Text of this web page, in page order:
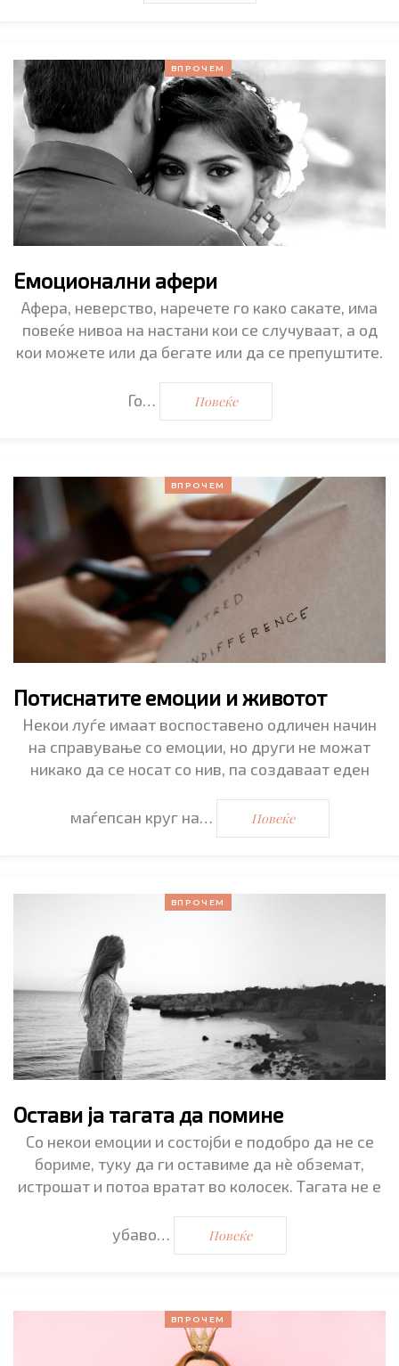
ВПРОЧЕМ
Емоционални афери
Афера, неверство, наречете го како сакате, има
повеќе нивоа на настани кои се случуваат, а од
кои можете или да бегате или да се препуштите.
Го… Повеќе
ВПРОЧЕМ
Потиснатите емоции и животот
Некои луѓе имаат воспоставено одличен начин
на справување со емоции, но други не можат
никако да се носат со нив, па создаваат еден
маѓепсан круг на… Повеќе
ВПРОЧЕМ
Остави ја тагата да помине
Со некои емоции и состојби е подобро да не се
бориме, туку да ги оставиме да нè обземат,
истрошат и потоа вратат во колосек. Тагата не е
убаво… Повеќе
ВПРОЧЕМ